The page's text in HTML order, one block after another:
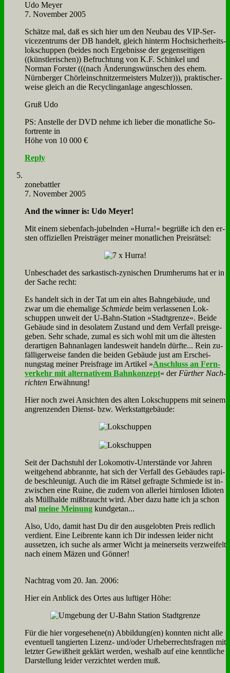
Udo Mey­er
7. November 2005
Schät­ze mal, daß es sich hier um den Neu­bau des VIP-Ser­
vice­zen­trums der DB han­delt, gleich hin­term Hoch­si­cher­heits­
lok­schup­pen (bei­des noch Er­geb­nis­se der ge­gen­sei­ti­gen
((künst­le­ri­schen)) Be­fruch­tung von K.F. Schin­kel und
Nor­man For­ster (((nach Än­de­rungs­wün­schen des ehem.
Nürn­ber­ger Chör­lein­schnit­zer­mei­sters Mul­zer))), prak­ti­scher­
wei­se gleich an die Re­cy­cling­an­la­ge an­ge­schlos­sen.
Gruß Udo
PS: An­stel­le der DVD neh­me ich lie­ber die mo­nat­li­che So­
fort­ren­te in
Hö­he von 10 000 €
Reply
zone­batt­ler
7. November 2005
And the win­ner is: Udo Mey­er!
Mit ei­nem sie­ben­fach-ju­beln­den »Hur­ra!« be­grü­ße ich den er­
sten of­fi­zi­el­len Preis­trä­ger mei­ner mo­nat­li­chen Preis­rät­sel:
Un­be­scha­det des sar­ka­stisch-zy­ni­schen Drum­herums hat er in
der Sa­che recht:
Es han­delt sich in der Tat um ein al­tes Bahn­ge­bäu­de, und
zwar um die ehe­ma­li­ge Schmie­de beim ver­las­se­nen Lok­
schup­pen un­weit der U‑­Bahn-Sta­ti­on »Stadt­gren­ze«. Bei­de
Ge­bäu­de sind in de­so­la­tem Zu­stand und dem Ver­fall preis­ge­
ge­ben. Sehr scha­de, zu­mal es sich wohl mit um die äl­te­sten
der­ar­ti­gen Bahn­an­la­gen lan­des­weit han­deln dürf­te... Rein zu­
fäl­li­ger­wei­se fan­den die bei­den Ge­bäu­de just am Er­schei­
nungs­tag mei­ner Preis­fra­ge im Ar­ti­kel »An­schluss an Fern­
ver­kehr mit al­ter­na­ti­vem Bahn­kon­zept« der Für­ther Nach­
rich­ten Er­wäh­nung!
Hier noch zwei An­sich­ten des al­ten Lok­schup­pens mit sei­nem
an­gren­zen­den Dienst- bzw. Werk­statt­ge­bäu­de:
Seit der Dach­stuhl der Lo­ko­mo­tiv-Un­ter­stän­de vor Jah­ren
weit­ge­hend ab­brann­te, hat sich der Ver­fall des Ge­bäu­des ra­pi­
de be­schleu­nigt. Auch die im Rät­sel ge­frag­te Schmie­de ist in­
zwi­schen ei­ne Rui­ne, die zu­dem von al­ler­lei hirn­lo­sen Idio­ten
als Müll­hal­de miß­braucht wird. Aber da­zu hat­te ich ja schon
mal mei­ne Mei­nung kund­ge­tan...
Al­so, Udo, da­mit hast Du dir den aus­ge­lob­ten Preis red­lich
ver­dient. Ei­ne Leib­ren­te kann ich Dir in­des­sen lei­der nicht
aus­set­zen, ich su­che als ar­mer Wicht ja mei­ner­seits ver­zwei­felt
nach ei­nem Mä­zen und Gön­ner!
Nach­trag vom 20. Jan. 2006:
Hier ein An­blick des Or­tes aus luf­ti­ger Hö­he:
Für die hier vorgesehene(n) Abbildung(en) konn­ten nicht al­le
even­tu­ell tan­gier­ten Li­zenz- und/oder Ur­he­ber­rechts­fra­gen mit
letz­ter Ge­wiß­heit ge­klärt wer­den, wes­halb auf ei­ne kennt­li­che
Dar­stel­lung lei­der ver­zich­tet wer­den muß.